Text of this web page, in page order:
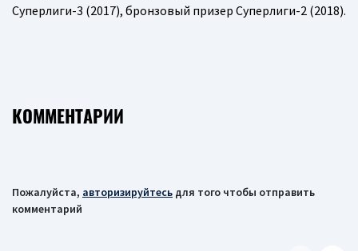
Суперлиги-3 (2017), бронзовый призер Суперлиги-2 (2018).
КОММЕНТАРИИ
Пожалуйста, авторизируйтесь для того чтобы отправить
комментарий